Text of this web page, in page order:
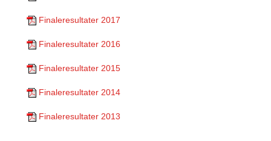
Finaleresultater 2017
Finaleresultater 2016
Finaleresultater 2015
Finaleresultater 2014
Finaleresultater 2013